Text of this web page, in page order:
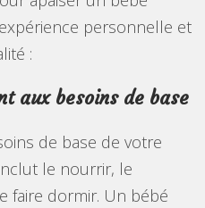
personnelle et
:
aux besoins de base
de base de votre
le nourrir, le
faire dormir. Un bébé